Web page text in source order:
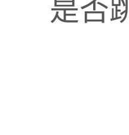
是否
，严禁随手扔在通道边
车碰撞，提升仓库美观